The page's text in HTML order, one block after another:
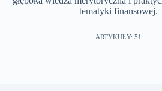
tematyki finansowej.
ARTYKUŁY: 51